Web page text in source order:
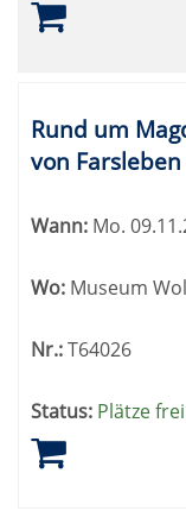
Rund um
von
Wann: Mo.
Wo: Museum
Nr.:T64026
Status: Plätze frei